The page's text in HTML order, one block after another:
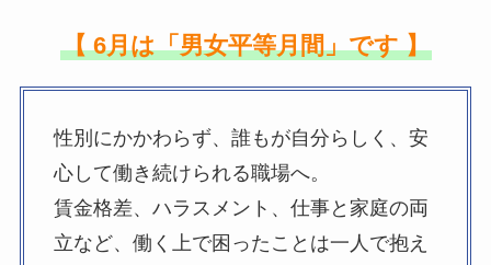
【 6月は「男女平等月間」です 】
性別にかかわらず、誰もが自分らしく、安
心して働き続けられる職場へ。
賃金格差、ハラスメント、仕事と家庭の両
立など、働く上で困ったことは一人で抱え